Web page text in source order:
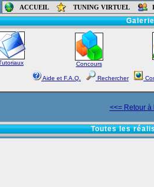
ACCUEIL TUNING VIRTUEL
Accueil-Forums
Concours
Aide et F.A.Q. Rechercher
<<= Retour à
Toutes les